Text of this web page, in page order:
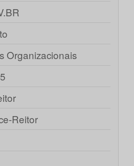
Organizacionais
Reitor